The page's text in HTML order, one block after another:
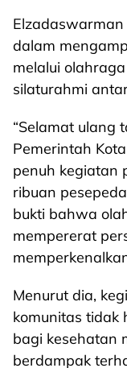
Elzadaswarman
dalam
melalui
silaturahmi
“Selamat ulang
Pemerintah
penuh kegiatan
ribuan
bukti bahwa
mempererat
Menurut dia,
komunitas tidak
bagi kesehatan
berdampak